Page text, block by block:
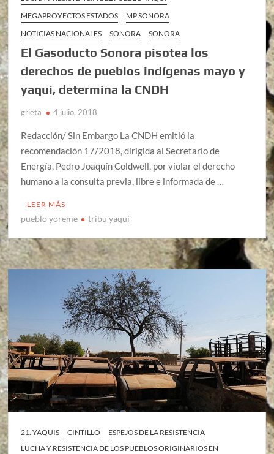
MEGAPROYECTOS ESTADOS
MP SONORA
NOTICIAS NACIONALES
SONORA SONORA
El Gasoducto Sonora pisotea los
derechos de pueblos indígenas mayo y
yaqui, determina la CNDH
grieta 4 julio, 2018
Redacción/ Sin Embargo La CNDH emitió la
recomendación 17/2018, dirigida al Secretario de
Energía, Pedro Joaquín Coldwell, por violar el derecho
humano a la consulta previa, libre e informada de …
LEER MÁS
pueblo yoreme tribu yaqui
21. YAQUIS CINTILLO
ESPEJOS DE LA RESISTENCIA
LUCHA Y RESISTENCIA DE LOS PUEBLOS ORIGINARIOS EN